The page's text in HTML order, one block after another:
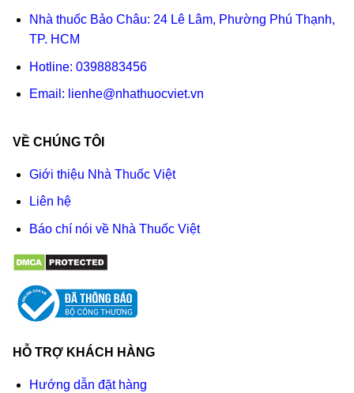
Nhà thuốc Bảo Châu: 24 Lê Lâm, Phường Phú Thạnh,
TP. HCM
Hotline: 0398883456
Email: lienhe@nhathuocviet.vn
VỀ CHÚNG TÔI
Giới thiệu Nhà Thuốc Việt
Liên hệ
Báo chí nói về Nhà Thuốc Việt
HỖ TRỢ KHÁCH HÀNG
Hướng dẫn đặt hàng